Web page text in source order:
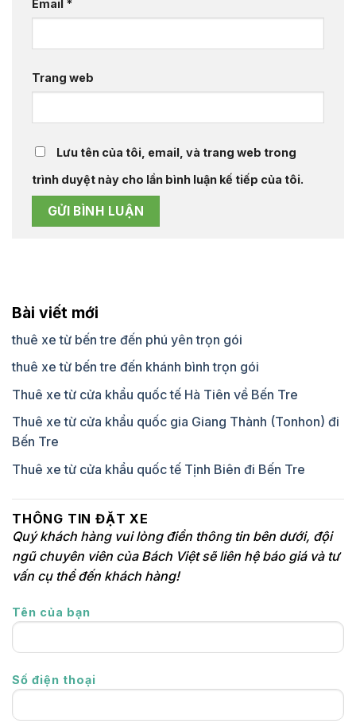
Email *
Trang web
Lưu tên của tôi, email, và trang web trong
trình duyệt này cho lần bình luận kế tiếp của tôi.
Bài viết mới
thuê xe từ bến tre đến phú yên trọn gói
thuê xe từ bến tre đến khánh bình trọn gói
Thuê xe từ cửa khẩu quốc tế Hà Tiên về Bến Tre
Thuê xe từ cửa khẩu quốc gia Giang Thành (Tonhon) đi
Bến Tre
Thuê xe từ cửa khẩu quốc tế Tịnh Biên đi Bến Tre
THÔNG TIN ĐẶT XE
Quý khách hàng vui lòng điền thông tin bên dưới, đội
ngũ chuyên viên của Bách Việt sẽ liên hệ báo giá và tư
vấn cụ thể đến khách hàng!
Tên của bạn
Số điện thoại